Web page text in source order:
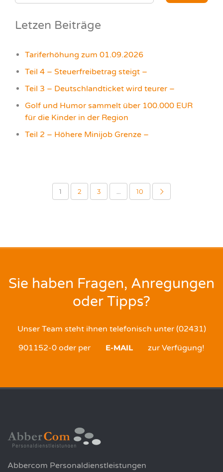
Letzen Beiträge
Tariferhöhung zum 01.09.2026
Teil 4 – Steuerfreibetrag steigt –
Teil 3 – Deutschlandticket wird teurer –
Golf und Humor sammelt über 100.000 EUR
für die Kinder in der Region
Teil 2 – Höhere Minijob Grenze –
1 2 3 … 10
Sie haben Fragen, Anregungen
oder Tipps?
Unser Team steht ihnen telefonisch unter (02431)
901152-0 oder per
E-MAIL zur Verfügung!
Abbercom Personaldienstleistungen